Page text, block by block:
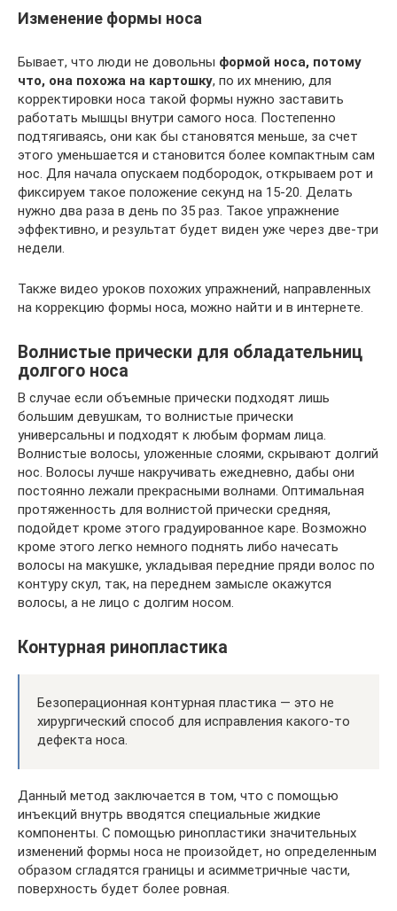
Изменение формы носа
Бывает, что люди не довольны формой носа, потому
что, она похожа на картошку, по их мнению, для
корректировки носа такой формы нужно заставить
работать мышцы внутри самого носа. Постепенно
подтягиваясь, они как бы становятся меньше, за счет
этого уменьшается и становится более компактным сам
нос. Для начала опускаем подбородок, открываем рот и
фиксируем такое положение секунд на 15-20. Делать
нужно два раза в день по 35 раз. Такое упражнение
эффективно, и результат будет виден уже через две-три
недели.
Также видео уроков похожих упражнений, направленных
на коррекцию формы носа, можно найти и в интернете.
Волнистые прически для обладательниц
долгого носа
В случае если объемные прически подходят лишь
большим девушкам, то волнистые прически
универсальны и подходят к любым формам лица.
Волнистые волосы, уложенные слоями, скрывают долгий
нос. Волосы лучше накручивать ежедневно, дабы они
постоянно лежали прекрасными волнами. Оптимальная
протяженность для волнистой прически средняя,
подойдет кроме этого градуированное каре. Возможно
кроме этого легко немного поднять либо начесать
волосы на макушке, укладывая передние пряди волос по
контуру скул, так, на переднем замысле окажутся
волосы, а не лицо с долгим носом.
Контурная ринопластика
Безоперационная контурная пластика — это не
хирургический способ для исправления какого-то
дефекта носа.
Данный метод заключается в том, что с помощью
инъекций внутрь вводятся специальные жидкие
компоненты. С помощью ринопластики значительных
изменений формы носа не произойдет, но определенным
образом сгладятся границы и асимметричные части,
поверхность будет более ровная.